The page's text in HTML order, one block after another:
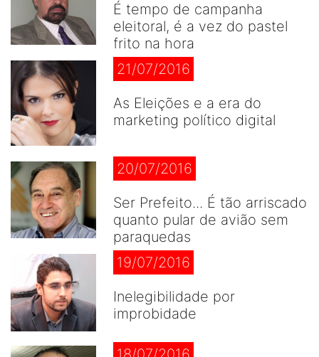
É tempo de campanha
eleitoral, é a vez do pastel
frito na hora
21/07/2016
As Eleições e a era do
marketing político digital
20/07/2016
Ser Prefeito... É tão arriscado
quanto pular de avião sem
paraquedas
19/07/2016
Inelegibilidade por
improbidade